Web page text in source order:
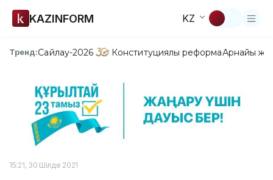
KAZINFORM KZ
Тренд:Сайлау-2026 Конституциялық реформаАрнайы
15:21, 30 Шілде 2021